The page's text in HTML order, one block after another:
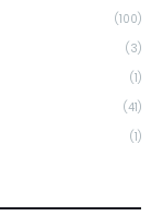
(100)
(3)
(1)
(41)
(1)